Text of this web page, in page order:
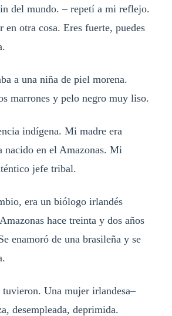
del mundo. – repetí a mi reflejo.
en otra cosa. Eres fuerte, puedes
a una niña de piel morena.
marrones y pelo negro muy liso.
indígena. Mi madre era
nacido en el Amazonas. Mi
jefe tribal.
era un biólogo irlandés
hace treinta y dos años
enamoró de una brasileña y se
tuvieron. Una mujer irlandesa–
desempleada, deprimida.